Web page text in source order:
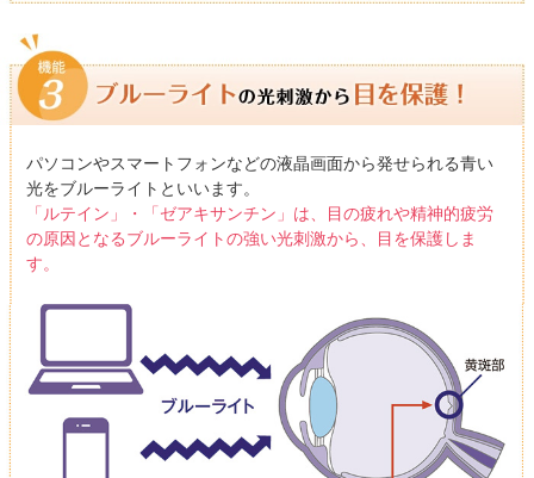
パソコンやスマートフォンなどの液晶画面から発せられる青い
光をブルーライトといいます。
「ルテイン」・「ゼアキサンチン」は、目の疲れや精神的疲労
の原因となるブルーライトの強い光刺激から、目を保護しま
す。